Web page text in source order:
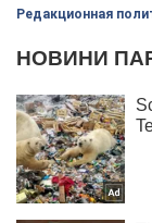
Редакционная